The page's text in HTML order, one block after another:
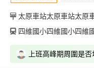
太原車站太原車站太原
四維國小四維國小四維
上班高峰期周圍是否